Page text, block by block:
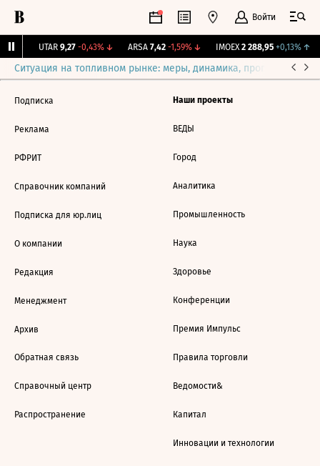
Войти
UTAR 9,27 -0,43%↓ ARSA 7,42 -1,59%↓ IMOEX 2 288,95 +0,13%↑
Ситуация на топливном рынке: меры, динамика, прогнозы
Подписка
Реклама
РФРИТ
Справочник компаний
Подписка для юр.лиц
О компании
Редакция
Менеджмент
Архив
Обратная связь
Справочный центр
Распространение
Наши проекты
ВЕДЫ
Город
Аналитика
Промышленность
Наука
Здоровье
Конференции
Премия Импульс
Правила торговли
Ведомости&
Капитал
Инновации и технологии